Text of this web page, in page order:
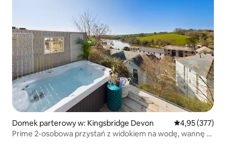
Domek parterowy w: Kingsbridge Devon Średnia
4,95 (377)
Prime 2-osobowa przystań z widokiem na wodę, wannę z